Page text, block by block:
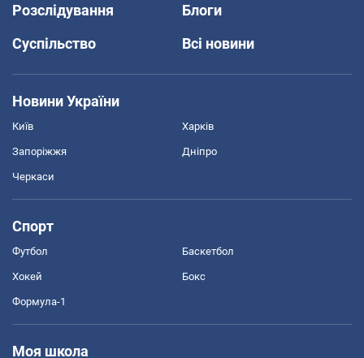
Розслідування
Блоги
Суспільство
Всі новини
Новини України
Київ Харків
Запоріжжя Дніпро
Черкаси
Спорт
Футбол Баскетбол
Хокей Бокс
Формула-1
Моя школа